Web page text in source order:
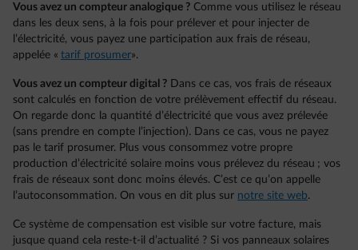
Vous avez un compteur analogique ? Comme vous utilisez le réseau
dans les deux sens, à la fois pour prélever et pour injecter de
l’électricité, vous payez une participation aux frais de réseau,
appelée « tarif prosumer».
Vous avez un compteur digital ? Dans ce cas, vos frais de réseaux
sont calculés en fonction de votre prélèvement effectif du réseau.
On regarde donc la quantité d’électricité que vous avez prélevée
(sans prendre en compte l’injection). Dans ce cas, vous ne payez
pas le tarif prosumer. Plus vous consommez votre propre
production d’électricité solaire moins vous prélevez du réseau ; vos
frais de réseaux sont donc moins élevés. C’est ce qu’on appelle
l’autoconsommation. On vous en dit plus sur notre site web.
Ce système de compensation est visible sur votre facture, mais
jusque quand cela reste-t-il d’actualité ? Si vos panneaux solaires